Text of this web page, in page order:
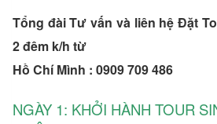
Tổng đài Tư vấn và liên hệ Đặt
2 đêm k/h từ
Hồ Chí Mình : 0909 709 486
NGÀY 1: KHỞI HÀNH TOUR